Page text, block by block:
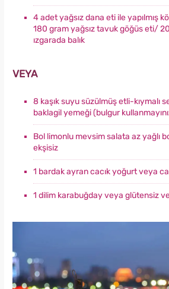
4 adet yağsız dana eti ile yapılmış
180 gram yağsız tavuk göğüs eti/
ızgarada balık
VEYA
8 kaşık suyu süzülmüş etli-kıymalı
baklagil yemeği (bulgur
Bol limonlu mevsim salata az yağlı
ekşisiz
1 bardak ayran cacık yoğurt veya
1 dilim karabuğday veya glütensiz